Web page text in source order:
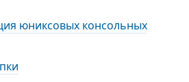
юниксовых консольных